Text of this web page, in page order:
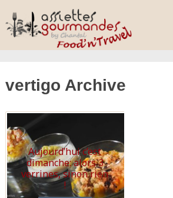
vertigo Archive
Aujourd’hui c’est
dimanche: alors 3
verrines, sinon rien
!